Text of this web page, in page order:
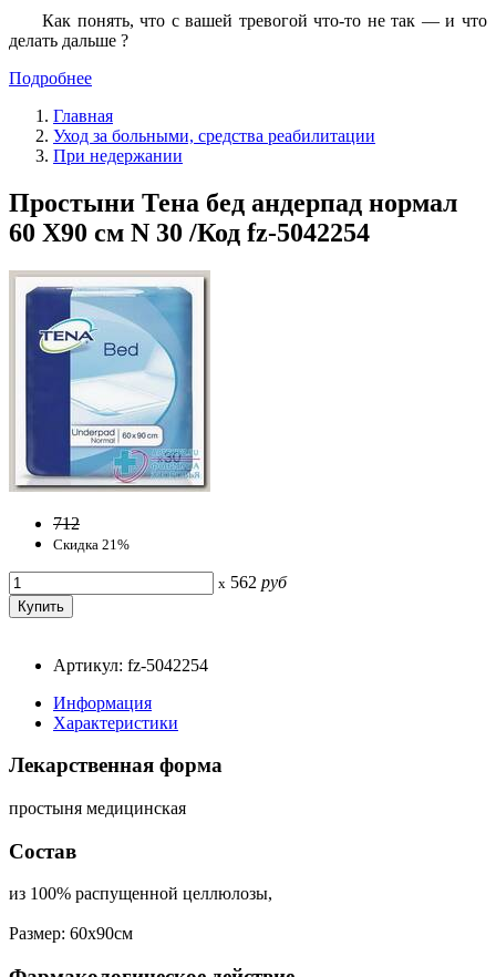
Как понять, что с вашей тревогой что-то не так — и что
делать дальше ?
Подробнее
Главная
Уход за больными, средства реабилитации
При недержании
Простыни Тена бед андерпад нормал
60 Х90 см N 30 /Код fz-5042254
712
Скидка 21%
x 562 руб
Артикул: fz-5042254
Информация
Характеристики
Лекарственная форма
простыня медицинская
Состав
из 100% распущенной целлюлозы,
Размер: 60х90см